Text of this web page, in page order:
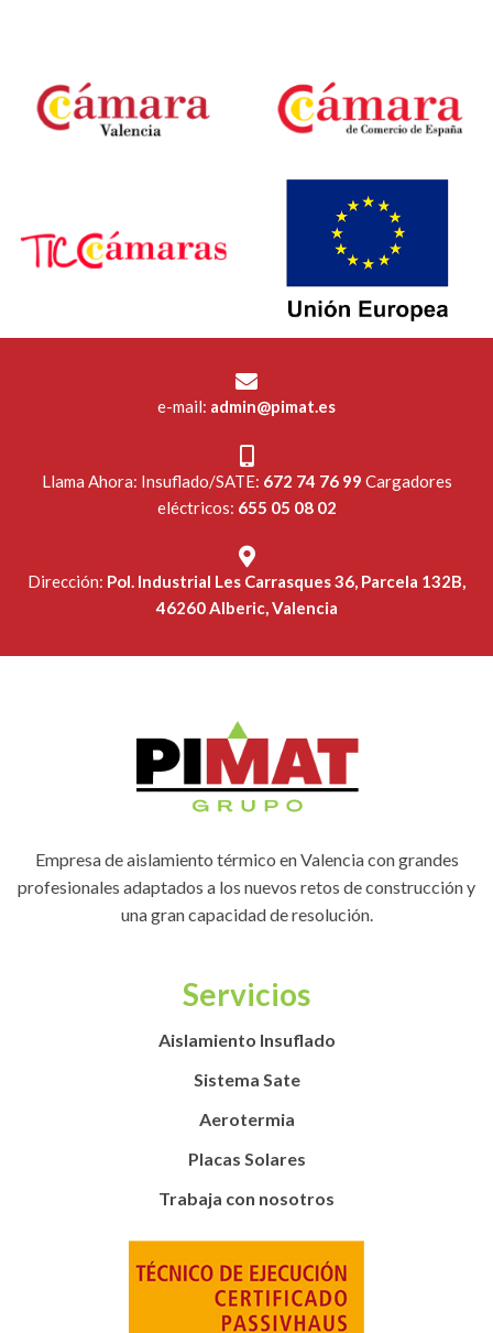
e-mail: admin@pimat.es
Llama Ahora: Insuflado/SATE: 672 74 76 99 Cargadores
eléctricos: 655 05 08 02
Dirección: Pol. Industrial Les Carrasques 36, Parcela 132B,
46260 Alberic, Valencia
Servicios
Aislamiento Insuflado
Sistema Sate
Aerotermia
Placas Solares
Trabaja con nosotros
Empresa de aislamiento térmico en Valencia con grandes
profesionales adaptados a los nuevos retos de construcción y
una gran capacidad de resolución.